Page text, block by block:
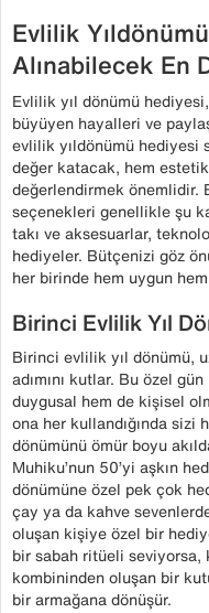
Evlilik
Alınabilecek En
Evlilik yıl dönümü
büyüyen hayalleri ve
evlilik yıldönümü hediyesi
değer katacak, hem
değerlendirmek önemlidir.
seçenekleri genellikle şu
takı ve aksesuarlar,
hediyeler. Bütçenizi göz
her birinde hem uygun
Birinci Evlilik Yıl
Birinci evlilik yıl dönümü,
adımını kutlar. Bu özel
duygusal hem de kişisel
ona her kullandığında sizi
dönümünü ömür boyu
Muhiku’nun 50’yi aşkın
dönümüne özel pek çok
çay ya da kahve
oluşan kişiye özel bir
bir sabah ritüeli
kombininden oluşan bir
bir armağana dönüşür.